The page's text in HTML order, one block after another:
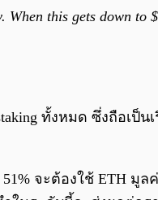
When this gets down to
ทั้งหมด ซึ่งถือเป็น
จะต้องใช้ ETH มูล